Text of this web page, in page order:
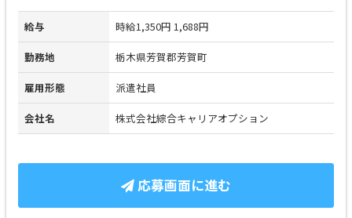
給与 時給1,350円 1,688円
勤務地 栃木県芳賀郡芳賀町
雇用形態 派遣社員
会社名 株式会社綜合キャリアオプション
応募画面に進む